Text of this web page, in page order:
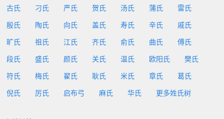
古氏 刁氏 严氏 贺氏 汤氏 蒲氏 雷氏
殷氏 陶氏 向氏 盖氏 寿氏 辛氏 戚氏
旷氏 祖氏 江氏 齐氏 俞氏 曲氏 傅氏
段氏 盛氏 颜氏 关氏 温氏 欧阳氏 樊氏
符氏 梅氏 翟氏 耿氏 米氏 章氏 葛氏
倪氏 厉氏 启布弓 麻氏 华氏 更多姓氏树